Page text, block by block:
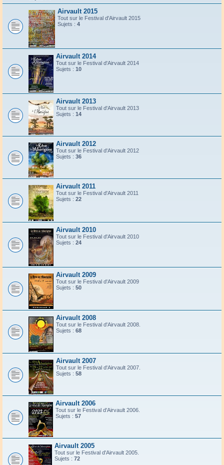
Airvault 2015
Tout sur le Festival d'Airvault 2015
Sujets : 4
Airvault 2014
Tout sur le Festival d'Airvault 2014
Sujets : 10
Airvault 2013
Tout sur le Festival d'Airvault 2013
Sujets : 14
Airvault 2012
Tout sur le Festival d'Airvault 2012
Sujets : 36
Airvault 2011
Tout sur le Festival d'Airvault 2011
Sujets : 22
Airvault 2010
Tout sur le Festival d'Airvault 2010
Sujets : 24
Airvault 2009
Tout sur le Festival d'Airvault 2009
Sujets : 50
Airvault 2008
Tout sur le Festival d'Airvault 2008.
Sujets : 68
Airvault 2007
Tout sur le Festival d'Airvault 2007.
Sujets : 58
Airvault 2006
Tout sur le Festival d'Airvault 2006.
Sujets : 57
Airvault 2005
Tout sur le Festival d'Airvault 2005.
Sujets : 72